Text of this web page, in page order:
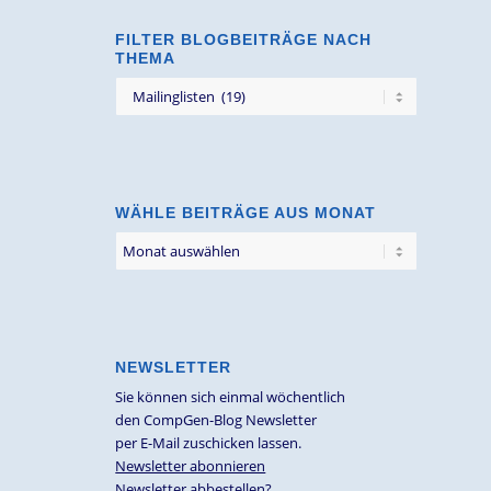
FILTER BLOGBEITRÄGE NACH
THEMA
Blogbeiträge
WÄHLE BEITRÄGE AUS MONAT
NEWSLETTER
Sie können sich einmal wöchentlich
den CompGen-Blog Newsletter
per E-Mail zuschicken lassen.
Newsletter abonnieren